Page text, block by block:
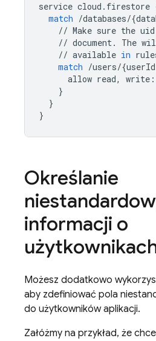
service cloud . firestore
match /databases/{
// Make sure the uid
// document. The
// available in
match /users/{userId
allow read, write :
}
}
}
Określanie
informacji o
Możesz dodatkowo
aby zdefiniować pola
do użytkowników aplikacji.
Załóżmy na przykład, że